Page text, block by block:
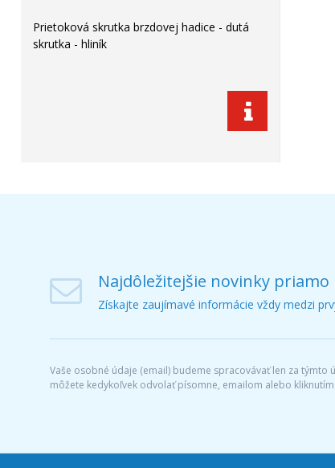
Prietoková skrutka brzdovej hadice - dutá
skrutka - hliník
Najdôležitejšie novinky priamo
Získajte zaujímavé informácie vždy medzi
Vaše osobné údaje (email) budeme spracovávať len za
môžete kedykoľvek odvolať písomne, emailom alebo